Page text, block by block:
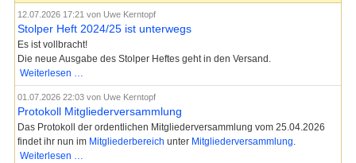
12.07.2026 17:21 von Uwe Kerntopf
Stolper Heft 2024/25 ist unterwegs
Es ist vollbracht!
Die neue Ausgabe des Stolper Heftes geht in den Versand.
Weiterlesen …
Heft
2024/25
ist
unterwegs
01.07.2026 22:03 von Uwe Kerntopf
Protokoll Mitgliederversammlung
Das Protokoll der ordentlichen Mitgliederversammlung vom 25.04.2026
findet ihr nun im Mitgliederbereich unter Mitgliederversammlung.
Weiterlesen …